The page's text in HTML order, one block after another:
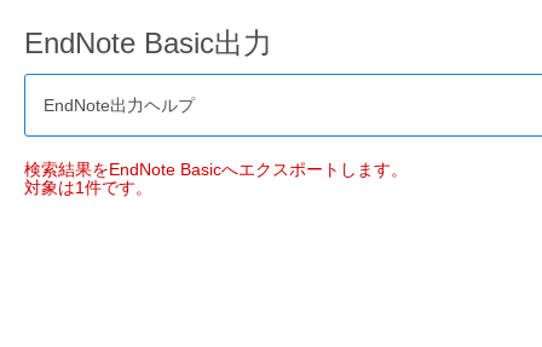
EndNote Basic出力
EndNote出力ヘルプ
検索結果をEndNote Basicへエクスポートします。
対象は1件です。